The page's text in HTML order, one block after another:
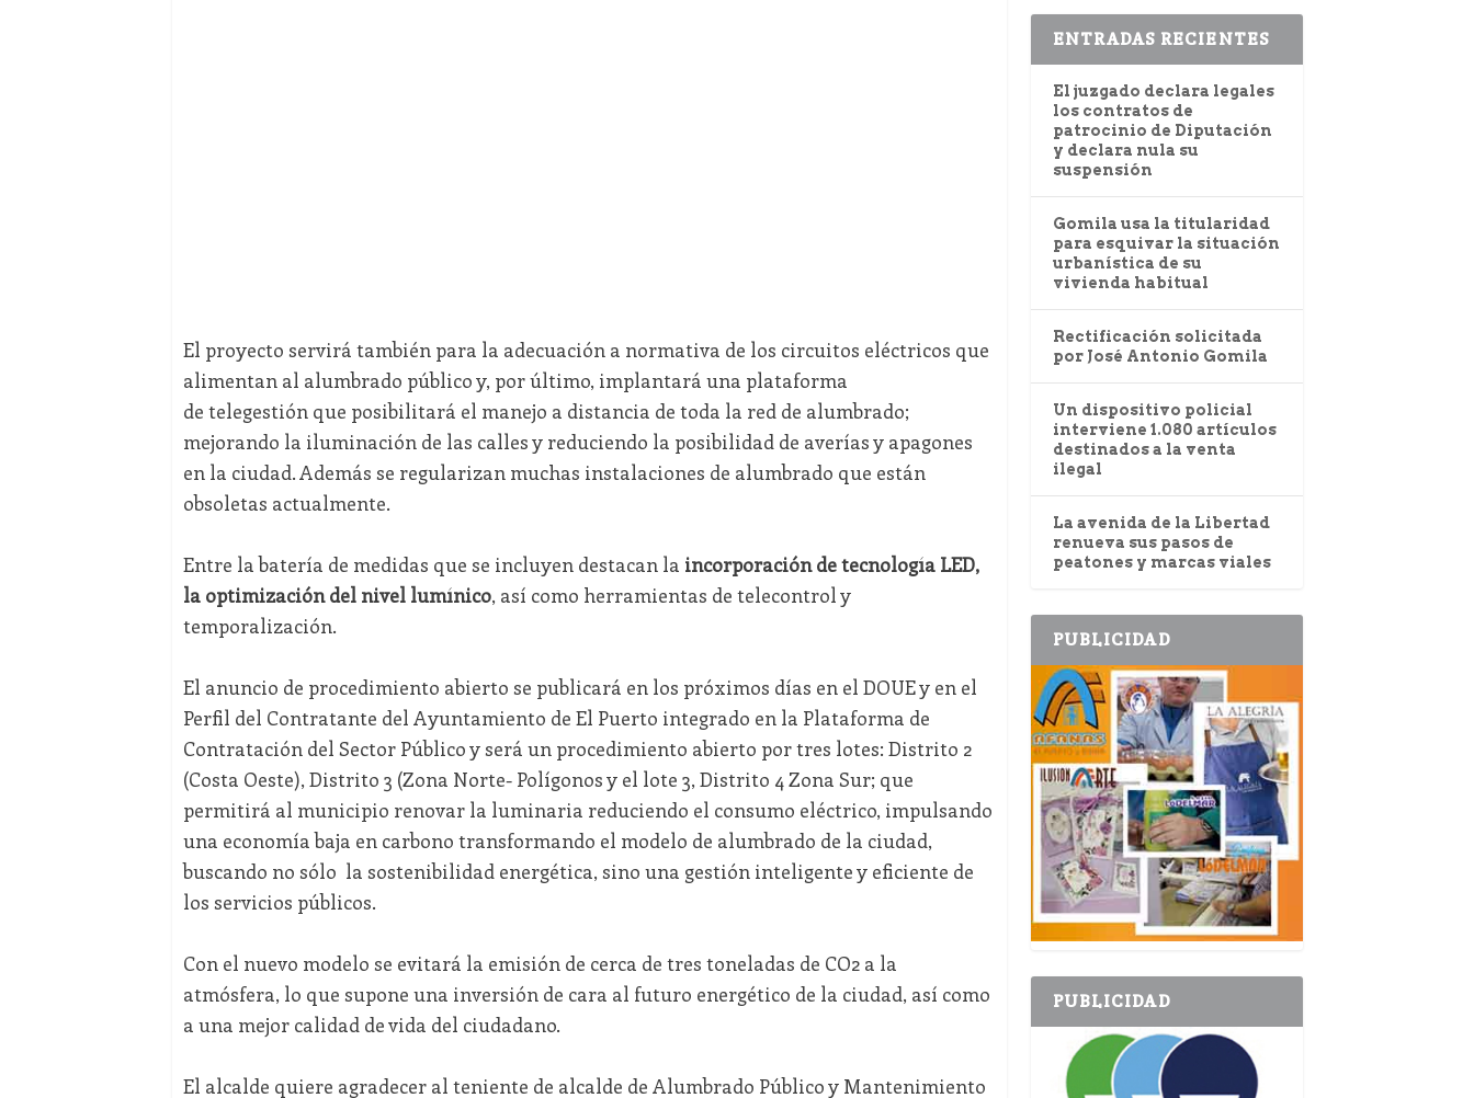
El proyecto servirá también para la adecuación a normativa de los circuitos eléctricos que
alimentan al alumbrado público y, por último, implantará una plataforma
de telegestión que posibilitará el manejo a distancia de toda la red de alumbrado;
mejorando la iluminación de las calles y reduciendo la posibilidad de averías y apagones
en la ciudad. Además se regularizan muchas instalaciones de alumbrado que están
obsoletas actualmente.
Entre la batería de medidas que se incluyen destacan la incorporación de tecnología LED,
la optimización del nivel lumínico, así como herramientas de telecontrol y
temporalización.
El anuncio de procedimiento abierto se publicará en los próximos días en el DOUE y en el
Perfil del Contratante del Ayuntamiento de El Puerto integrado en la Plataforma de
Contratación del Sector Público y será un procedimiento abierto por tres lotes: Distrito 2
(Costa Oeste), Distrito 3 (Zona Norte- Polígonos y el lote 3, Distrito 4 Zona Sur; que
permitirá al municipio renovar la luminaria reduciendo el consumo eléctrico, impulsando
una economía baja en carbono transformando el modelo de alumbrado de la ciudad,
buscando no sólo la sostenibilidad energética, sino una gestión inteligente y eficiente de
los servicios públicos.
Con el nuevo modelo se evitará la emisión de cerca de tres toneladas de CO2 a la
atmósfera, lo que supone una inversión de cara al futuro energético de la ciudad, así como
a una mejor calidad de vida del ciudadano.
El alcalde quiere agradecer al teniente de alcalde de Alumbrado Público y Mantenimiento
ENTRADAS RECIENTES
El juzgado declara legales
los contratos de
patrocinio de Diputación
y declara nula su
suspensión
Gomila usa la titularidad
para esquivar la situación
urbanística de su
vivienda habitual
Rectificación solicitada
por José Antonio Gomila
Un dispositivo policial
interviene 1.080 artículos
destinados a la venta
ilegal
La avenida de la Libertad
renueva sus pasos de
peatones y marcas viales
PUBLICIDAD
PUBLICIDAD